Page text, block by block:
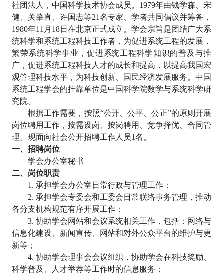
社团法人，中国科学技术协会成员。 1979年由钱学森、宋
健、关肇直、许国志等21名专家、学者共同倡议并筹备，
1980年11 月 18日在北京正式成立。学会宗旨是团结广大系
统科学和系统工程科技工作者，为促进系统工程的发展，
繁荣系统科学事业，促进系统工程科学知识的普及与推
广，促进系统工程科技人才的成长和提高，以提高我国宏
观管理科技水平，为科技创新、国民经济发展服务。中国
系统工程学会的挂靠单位是中国科学院数学与系统科学研
究院。
根据工作需要，按照“公开、公平、公正”的原则开展
岗位聘用工作，按需设岗、按岗聘用、竞争择优、合同管
理。现面向社会公开招聘工作人员1名。
一、招聘岗位
学会办公室秘书
二、岗位职责
1. 承担学会办公室日常行政与管理工作；
2. 承担学会专委会和工委会日常联络事务管理，推动
各分支机构规范有序开展工作；
3. 协助学会网站和会议系统相关工作，包括：网络与
信息化建设、新闻宣传、网站和对外公众平台的维护与更
新等；
4. 协助学会理事会会议组织，协助学会在科技奖励、
科学普及、人才举荐等工作时的信息服务；